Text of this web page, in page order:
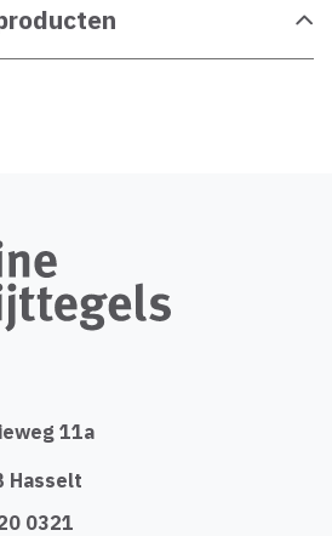
11a
Hasselt
0321